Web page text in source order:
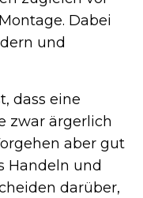
Dabei
und
dass eine
zwar ärgerlich
aber gut
Handeln und
darüber,